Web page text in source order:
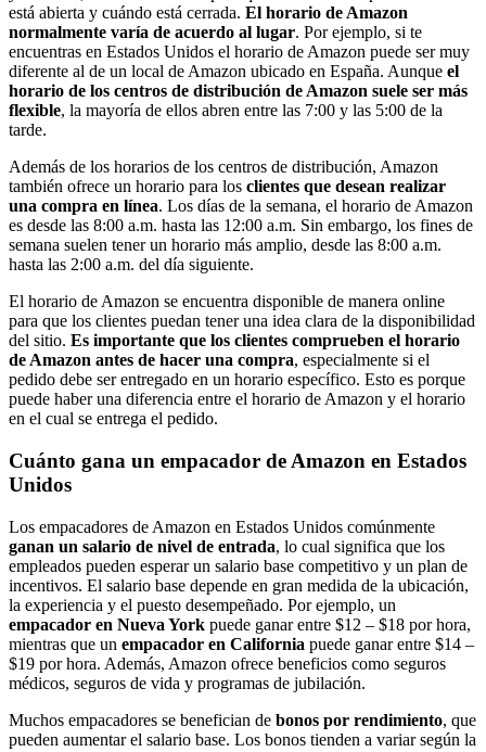
está abierta y cuándo está cerrada. El horario de Amazon
normalmente varía de acuerdo al lugar. Por ejemplo, si te
encuentras en Estados Unidos el horario de Amazon puede ser muy
diferente al de un local de Amazon ubicado en España. Aunque el
horario de los centros de distribución de Amazon suele ser más
flexible, la mayoría de ellos abren entre las 7:00 y las 5:00 de la
tarde.
Además de los horarios de los centros de distribución, Amazon
también ofrece un horario para los clientes que desean realizar
una compra en línea. Los días de la semana, el horario de Amazon
es desde las 8:00 a.m. hasta las 12:00 a.m. Sin embargo, los fines de
semana suelen tener un horario más amplio, desde las 8:00 a.m.
hasta las 2:00 a.m. del día siguiente.
El horario de Amazon se encuentra disponible de manera online
para que los clientes puedan tener una idea clara de la disponibilidad
del sitio. Es importante que los clientes comprueben el horario
de Amazon antes de hacer una compra, especialmente si el
pedido debe ser entregado en un horario específico. Esto es porque
puede haber una diferencia entre el horario de Amazon y el horario
en el cual se entrega el pedido.
Cuánto gana un empacador de Amazon en Estados
Unidos
Los empacadores de Amazon en Estados Unidos comúnmente
ganan un salario de nivel de entrada, lo cual significa que los
empleados pueden esperar un salario base competitivo y un plan de
incentivos. El salario base depende en gran medida de la ubicación,
la experiencia y el puesto desempeñado. Por ejemplo, un
empacador en Nueva York puede ganar entre $12 – $18 por hora,
mientras que un empacador en California puede ganar entre $14 –
$19 por hora. Además, Amazon ofrece beneficios como seguros
médicos, seguros de vida y programas de jubilación.
Muchos empacadores se benefician de bonos por rendimiento, que
pueden aumentar el salario base. Los bonos tienden a variar según la